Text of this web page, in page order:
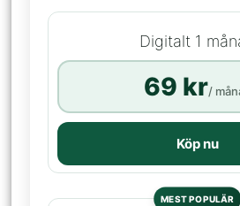
Digitalt 1
69 kr/
Köp nu
MEST POPULÄR